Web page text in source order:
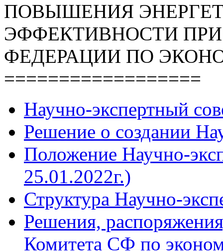
ПОВЫШЕНИЯ
ЭФФЕКТИВНОСТИ
ФЕДЕРАЦИИ ПО
==================
Научно-экспертный
Решение о создании
Положение Научно-
25.01.2022г.)
Структура Научно-
Решения,
Комитета СФ по